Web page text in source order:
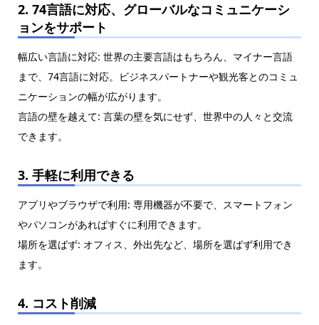
2. 74言語に対応、グローバルなコミュニケーシ
ョンをサポート
幅広い言語に対応: 世界の主要言語はもちろん、マイナー言語
まで、74言語に対応。ビジネスパートナーや観光客とのコミュ
ニケーションの幅が広がります。
言語の壁を越えて: 言葉の壁を気にせず、世界中の人々と交流
できます。
3. 手軽に利用できる
アプリやブラウザで利用: 専用機器が不要で、スマートフォン
やパソコンがあればすぐに利用できます。
場所を選ばず: オフィス、外出先など、場所を選ばず利用でき
ます。
4. コスト削減